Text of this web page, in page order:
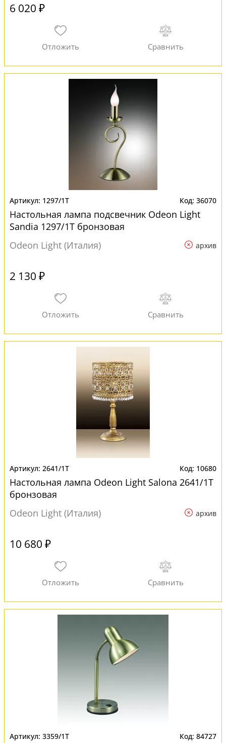
6 020 ₽
1297/1T 36070
Настольная лампа подсвечник Odeon Light
Sandia 1297/1T бронзовая
Odeon Light (Италия)
архив
2 130 ₽
2641/1T 10680
Настольная лампа Odeon Light Salona 2641/1T
бронзовая
Odeon Light (Италия)
архив
10 680 ₽
3359/1T 84727